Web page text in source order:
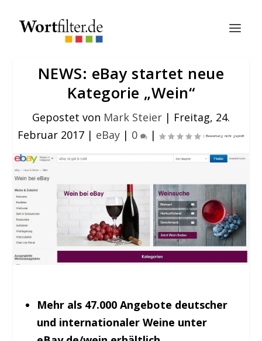
NEWS: eBay startet neue
Kategorie „Wein“
Gepostet von Mark Steier | Freitag, 24.
Februar 2017 | eBay | 0 |
Mehr als 47.000 Angebote deutscher
und internationaler Weine unter